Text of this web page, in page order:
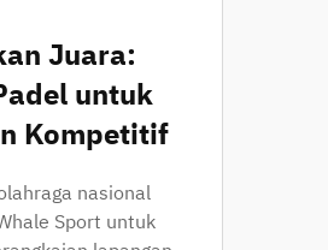
Juara:
untuk
Kompetitif
nasional
Sport untuk